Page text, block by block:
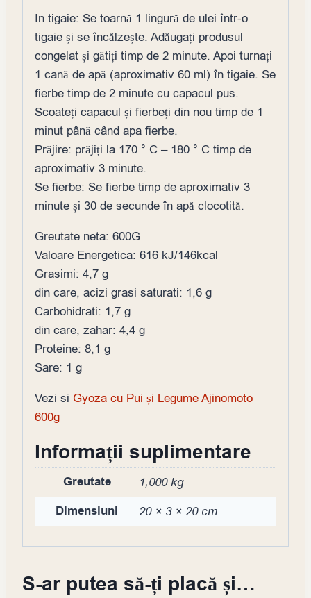
In tigaie: Se toarnă 1 lingură de ulei într-o
tigaie și se încălzește. Adăugați produsul
congelat și gătiți timp de 2 minute. Apoi turnați
1 cană de apă (aproximativ 60 ml) în tigaie. Se
fierbe timp de 2 minute cu capacul pus.
Scoateți capacul și fierbeți din nou timp de 1
minut până când apa fierbe.
Prăjire: prăjiți la 170 ° C – 180 ° C timp de
aproximativ 3 minute.
Se fierbe: Se fierbe timp de aproximativ 3
minute și 30 de secunde în apă clocotită.
Greutate neta: 600G
Valoare Energetica: 616 kJ/146kcal
Grasimi: 4,7 g
din care, acizi grasi saturati: 1,6 g
Carbohidrati: 1,7 g
din care, zahar: 4,4 g
Proteine: 8,1 g
Sare: 1 g
Vezi si Gyoza cu Pui și Legume Ajinomoto
600g
Informații suplimentare
Greutate 1,000 kg
Dimensiuni 20 × 3 × 20 cm
S-ar putea să-ți placă și…